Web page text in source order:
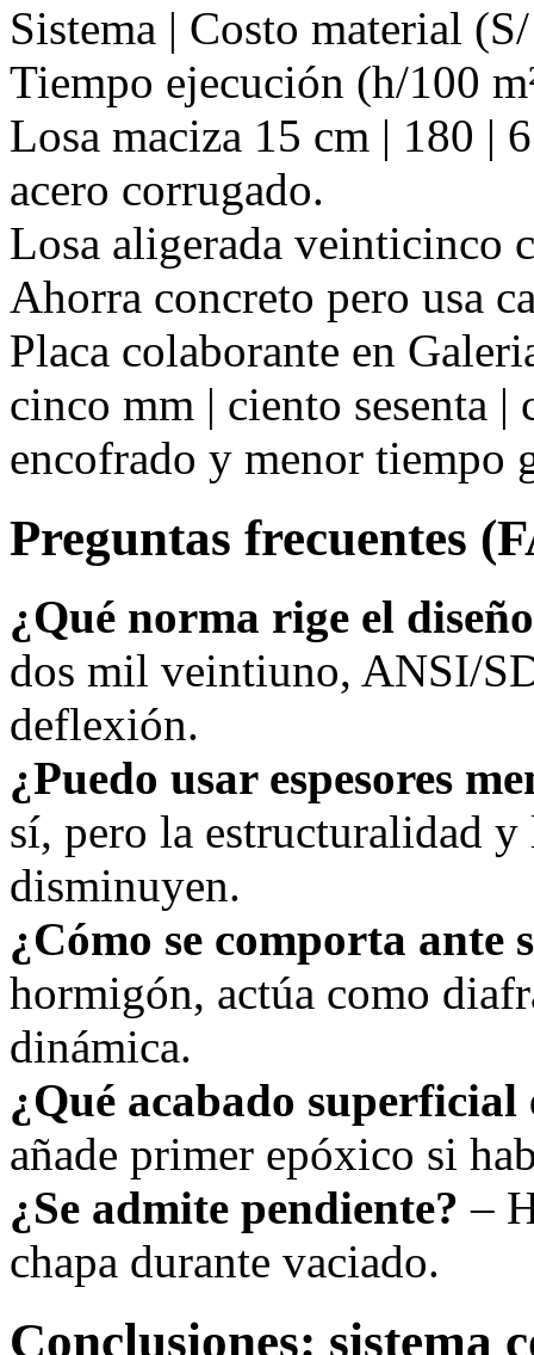
Sistema | Costo material
Tiempo ejecución (h/100
Losa maciza 15 cm | 180 |
acero corrugado.
Losa aligerada veinticinco
Ahorra concreto pero usa
Placa colaborante en
cinco mm | ciento sesenta |
encofrado y menor tiempo
Preguntas frecuentes
¿Qué norma rige el
dos mil veintiuno, ANSI/
deflexión.
¿Puedo usar espesores
sí, pero la estructuralidad
disminuyen.
¿Cómo se comporta ante
hormigón, actúa como
dinámica.
¿Qué acabado superficial
añade primer epóxico si
¿Se admite pendiente? –
chapa durante vaciado.
Conclusiones: sistema